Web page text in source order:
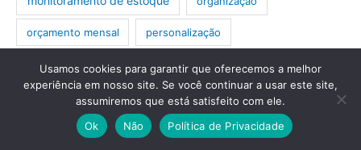
orçamento mensal personalização
planejamento financeiro planilha
planilha de custos operacionais planilha empresarial
planilha excel planilha excel lavanderia
Usamos cookies para garantir que oferecemos a melhor
experiência em nosso site. Se você continuar a usar este site,
assumiremos que está satisfeito com ele.
Ok
Não Política de Privacidade